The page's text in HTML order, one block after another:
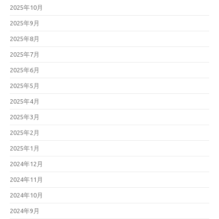
2025年10月
2025年9月
2025年8月
2025年7月
2025年6月
2025年5月
2025年4月
2025年3月
2025年2月
2025年1月
2024年12月
2024年11月
2024年10月
2024年9月